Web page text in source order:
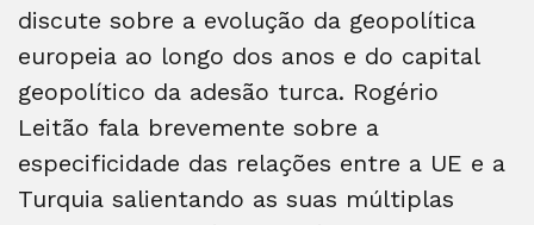
discute sobre a evolução da geopolítica
europeia ao longo dos anos e do capital
geopolítico da adesão turca. Rogério
Leitão fala brevemente sobre a
especificidade das relações entre a UE e a
Turquia salientando as suas múltiplas